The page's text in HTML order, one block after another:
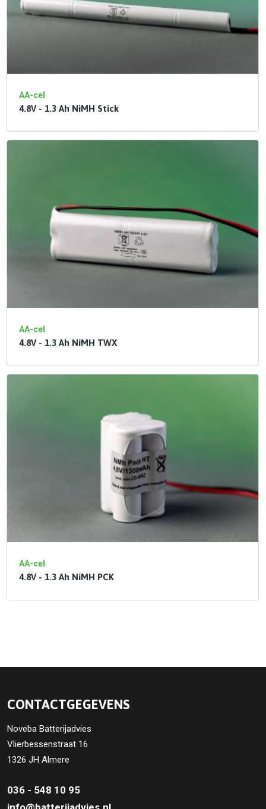
AA-cel
4.8V - 1.3 Ah NiMH Stick
AA-cel
4.8V - 1.3 Ah NiMH TWX
AA-cel
4.8V - 1.3 Ah NiMH PCK
CONTACTGEGEVENS
Noveba Batterijadvies
Vlierbessenstraat 16
1326 JH Almere
036 - 548 10 95